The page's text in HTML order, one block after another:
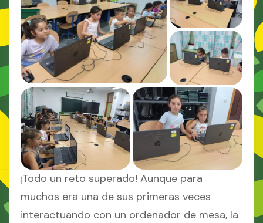
¡Todo un reto superado! Aunque para
muchos era una de sus primeras veces
interactuando con un ordenador de mesa, la